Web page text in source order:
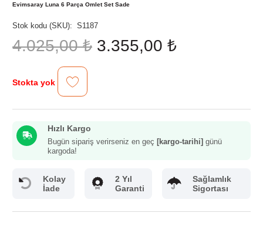
Evimsaray Luna 6 Parça Omlet Set Sade
Stok kodu (SKU): S1187
4.025,00₺ Orijinal
fiyat:
3.355,00 ₺Şu
Stokta yok
Hızlı Kargo
Bugün sipariş verirseniz en geç [kargo-tarihi] günü
kargoda!
Kolay
İade
2 Yıl
Garanti
Sağlamlık
Sigortası